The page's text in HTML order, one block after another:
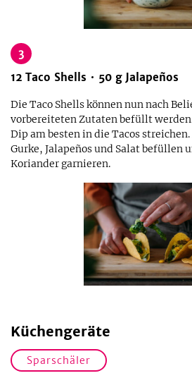
3
12 Taco Shells 50 g Jalapeños
Die Taco Shells können nun nach
vorbereiteten Zutaten befüllt
Dip am besten in die Tacos
Gurke, Jalapeños und Salat befüllen
Koriander garnieren.
Küchengeräte
Sparschäler